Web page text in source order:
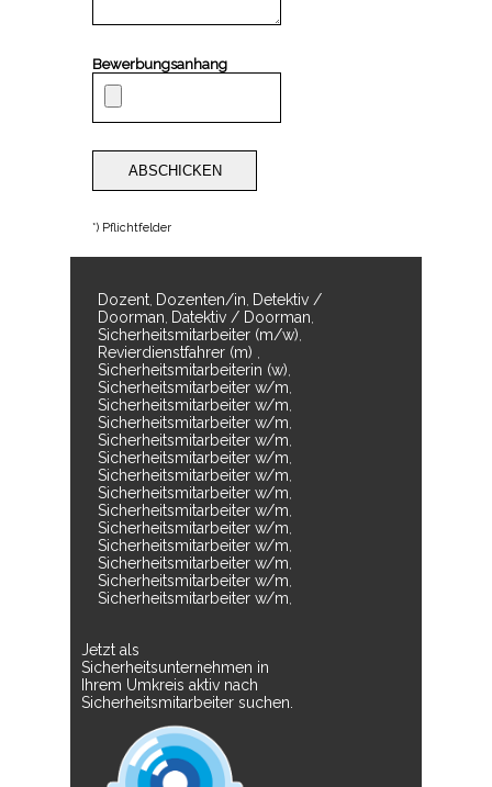
Bewerbungsanhang
*) Pflichtfelder
Dozent, Dozenten/in, Detektiv /
Doorman, Datektiv / Doorman,
Sicherheitsmitarbeiter (m/w),
Revierdienstfahrer (m) ,
Sicherheitsmitarbeiterin (w),
Sicherheitsmitarbeiter w/m,
Sicherheitsmitarbeiter w/m,
Sicherheitsmitarbeiter w/m,
Sicherheitsmitarbeiter w/m,
Sicherheitsmitarbeiter w/m,
Sicherheitsmitarbeiter w/m,
Sicherheitsmitarbeiter w/m,
Sicherheitsmitarbeiter w/m,
Sicherheitsmitarbeiter w/m,
Sicherheitsmitarbeiter w/m,
Sicherheitsmitarbeiter w/m,
Sicherheitsmitarbeiter w/m,
Sicherheitsmitarbeiter w/m,
Jetzt als
Sicherheitsunternehmen in
Ihrem Umkreis aktiv nach
Sicherheitsmitarbeiter suchen.